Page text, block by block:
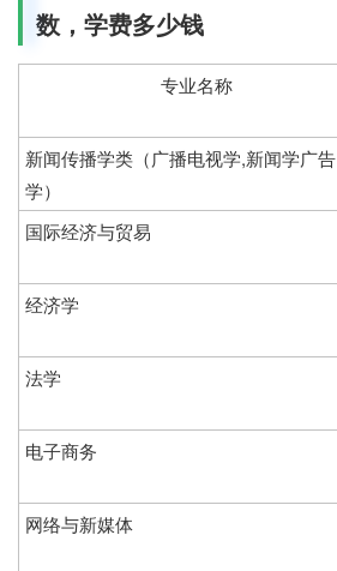
数，学费多少钱
专业名称
新闻传播学类（广播电视学,新闻学广告
学）
国际经济与贸易
经济学
法学
电子商务
网络与新媒体